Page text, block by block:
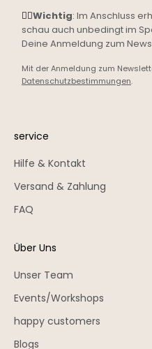
☝🏼Wichtig: Im Anschluss
schau auch unbedingt im
Deine Anmeldung zum
Mit der Anmeldung zum
Datenschutzbestimmungen.
service
Hilfe & Kontakt
Versand & Zahlung
FAQ
Über Uns
Unser Team
Events/Workshops
happy customers
Blogs